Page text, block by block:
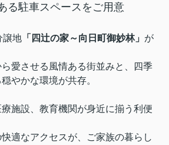
る駐車スペースをご用意
譲地 「四辻の家～向日町御妙林」 が
愛させる風情ある街並みと、四季
やかな環境が共存。
施設、教育機関が身近に揃う利便
適なアクセスが、ご家族の暮らし